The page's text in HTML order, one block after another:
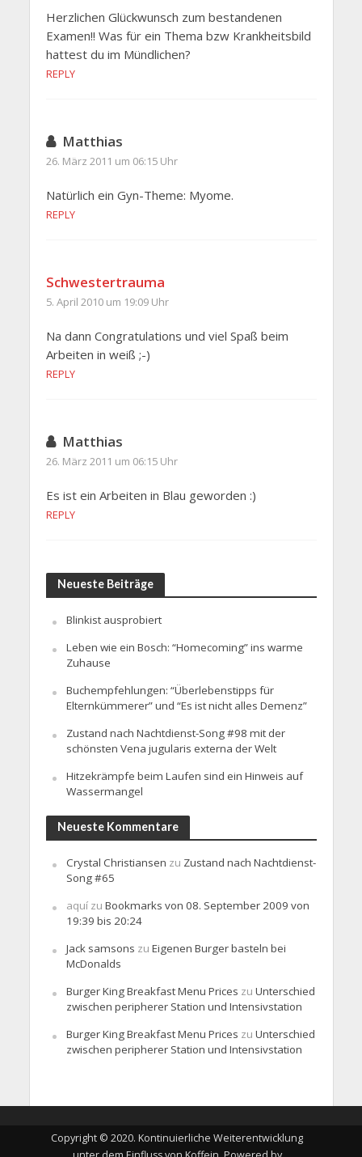
Herzlichen Glückwunsch zum bestandenen
Examen!! Was für ein Thema bzw Krankheitsbild
hattest du im Mündlichen?
REPLY
Matthias
26. März 2011 um 06:15 Uhr
Natürlich ein Gyn-Theme: Myome.
REPLY
Schwestertrauma
5. April 2010 um 19:09 Uhr
Na dann Congratulations und viel Spaß beim
Arbeiten in weiß ;-)
REPLY
Matthias
26. März 2011 um 06:15 Uhr
Es ist ein Arbeiten in Blau geworden :)
REPLY
Neueste Beiträge
Blinkist ausprobiert
Leben wie ein Bosch: “Homecoming” ins warme
Zuhause
Buchempfehlungen: “Überlebenstipps für
Elternkümmerer” und “Es ist nicht alles Demenz”
Zustand nach Nachtdienst-Song #98 mit der
schönsten Vena jugularis externa der Welt
Hitzekrämpfe beim Laufen sind ein Hinweis auf
Wassermangel
Neueste Kommentare
Crystal Christiansen zu Zustand nach Nachtdienst-
Song #65
aquízu Bookmarks von 08. September 2009 von
19:39 bis 20:24
Jack samsons zu Eigenen Burger basteln bei
McDonalds
Burger King Breakfast Menu Prices zu Unterschied
zwischen peripherer Station und Intensivstation
Burger King Breakfast Menu Prices zu Unterschied
zwischen peripherer Station und Intensivstation
Copyright © 2020. Kontinuierliche Weiterentwicklung